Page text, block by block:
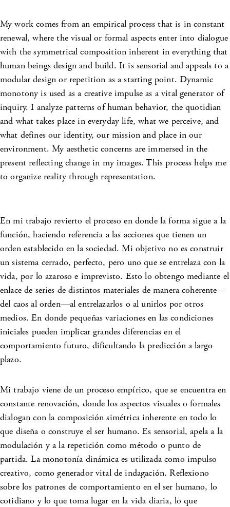
My work comes from an empirical process that is in constant
renewal, where the visual or formal aspects enter into dialogue
with the symmetrical composition inherent in everything that
human beings design and build. It is sensorial and appeals to a
modular design or repetition as a starting point. Dynamic
monotony is used as a creative impulse as a vital generator of
inquiry. I analyze patterns of human behavior, the quotidian
and what takes place in everyday life, what we perceive, and
what defines our identity, our mission and place in our
environment. My aesthetic concerns are immersed in the
present reflecting change in my images. This process helps me
to organize reality through representation.
En mi trabajo revierto el proceso en donde la forma sigue a la
función, haciendo referencia a las acciones que tienen un
orden establecido en la sociedad. Mi objetivo no es construir
un sistema cerrado, perfecto, pero uno que se entrelaza con la
vida, por lo azaroso e imprevisto. Esto lo obtengo mediante el
enlace de series de distintos materiales de manera coherente –
del caos al orden—al entrelazarlos o al unirlos por otros
medios. En donde pequeñas variaciones en las condiciones
iniciales pueden implicar grandes diferencias en el
comportamiento futuro, dificultando la predicción a largo
plazo.
Mi trabajo viene de un proceso empírico, que se encuentra en
constante renovación, donde los aspectos visuales o formales
dialogan con la composición simétrica inherente en todo lo
que diseña o construye el ser humano. Es sensorial, apela a la
modulación y a la repetición como método o punto de
partida. La monotonía dinámica es utilizada como impulso
creativo, como generador vital de indagación. Reflexiono
sobre los patrones de comportamiento en el ser humano, lo
cotidiano y lo que toma lugar en la vida diaria, lo que